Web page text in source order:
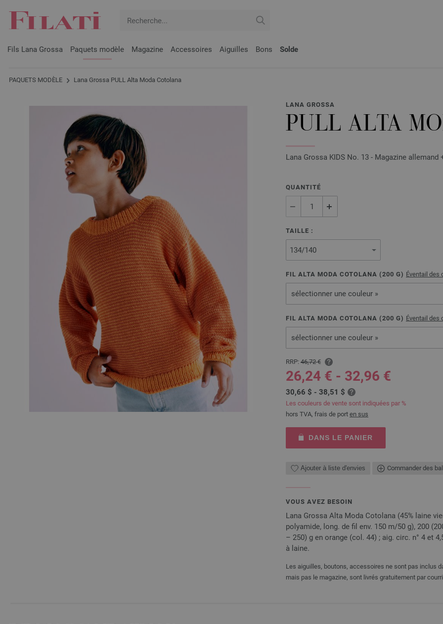
Fils Lana Grossa Paquets modèle Magazine Accessoires Aiguilles Bons Solde
PAQUETS MODÈLE Lana Grossa PULL Alta Moda Cotolana
LANA GROSSA
PULL ALTA
Lana Grossa KIDS No. 13 - Magazine
QUANTITÉ
TAILLE :
FIL ALTA MODA COTOLANA (200 G) Éventail des
sélectionner une couleur »
FIL ALTA MODA COTOLANA (200 G) Éventail des
sélectionner une couleur »
RRP: 46,72 €
26,24 € - 32,96 €
30,66 $ - 38,51 $
Les couleurs de vente sont indiquées par %
hors TVA, frais de port en sus
DANS LE PANIER
Ajouter à liste d'envies Commander des
VOUS AVEZ BESOIN
Lana Grossa Alta Moda Cotolana (45% laine
polyamide, long. de fil env. 150 m/50 g), 200
– 250) g en orange (col. 44) ; aig. circ. n° 4 et
à laine.
Les aiguilles, boutons, accessoires ne sont pas inclus
mais pas le magazine, sont livrés gratuitement par